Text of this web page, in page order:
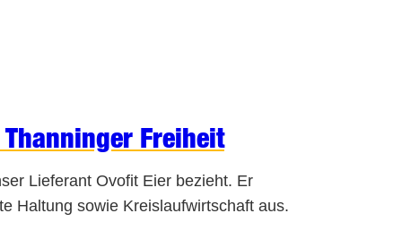
Freiheit
Lieferant Ovofit Eier bezieht. Er
Haltung sowie Kreislaufwirtschaft aus.